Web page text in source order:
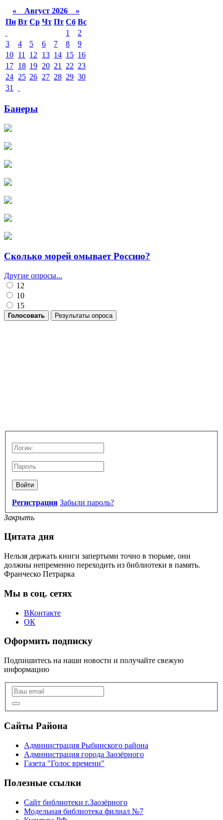
« Август 2026 »
Пн Вт Ср Чт Пт Сб Вс
1
2
3
4 5 6 7 8
9
10 11 12 13 14 15 16
17 18 19 20 21 22 23
24 25 26 27 28 29 30
31
Банеры
Сколько морей омывает Россию?
Другие опросы...
12
10
15
Голосовать Результаты опроса
Войти
Регистрация Забыли пароль?
Закрыть
Цитата дня
Нельзя держать книги запертыми точно в тюрьме, они
должны непременно переходить из библиотеки в память.
Франческо Петрарка
Мы в соц. сетях
ВКонтакте
ОК
Оформить подписку
Подпишитесь на наши новости и получайте свежую
информацию
Сайты Района
Администрация Рыбинского района
Администрация города Заозёрного
Газета "Голос времени"
Полезные ссылки
Сайт библиотеки г.Заозёрного
Модельная библиотека филиал №7